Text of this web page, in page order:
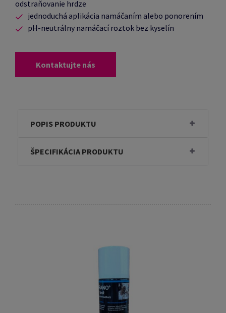
odstraňovanie hrdze
jednoduchá aplikácia namáčaním alebo ponorením
pH-neutrálny namáčací roztok bez kyselín
Kontaktujte nás
POPIS PRODUKTU
ŠPECIFIKÁCIA PRODUKTU